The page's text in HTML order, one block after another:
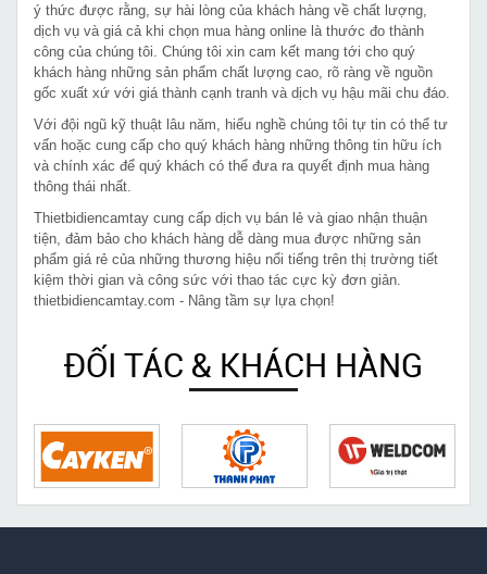
ý thức được rằng, sự hài lòng của khách hàng về chất lượng,
dịch vụ và giá cả khi chọn mua hàng online là thước đo thành
công của chúng tôi. Chúng tôi xin cam kết mang tới cho quý
khách hàng những sản phẩm chất lượng cao, rõ ràng về nguồn
gốc xuất xứ với giá thành cạnh tranh và dịch vụ hậu mãi chu đáo.
Với đội ngũ kỹ thuật lâu năm, hiểu nghề chúng tôi tự tin có thể tư
vấn hoặc cung cấp cho quý khách hàng những thông tin hữu ích
và chính xác để quý khách có thể đưa ra quyết định mua hàng
thông thái nhất.
Thietbidiencamtay cung cấp dịch vụ bán lẻ và giao nhận thuận
tiện, đảm bảo cho khách hàng dễ dàng mua được những sản
phẩm giá rẻ của những thương hiệu nổi tiếng trên thị trường tiết
kiệm thời gian và công sức với thao tác cực kỳ đơn giản.
thietbidiencamtay.com - Nâng tầm sự lựa chọn!
ĐỐI TÁC & KHÁCH HÀNG